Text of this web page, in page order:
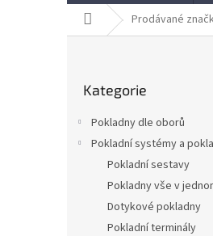
Domů Prodávané
kategorie
Kategorie
Pokladny dle oborů
Pokladní systémy a
Pokladní sestavy
Pokladny vše v
Dotykové pokladny
Pokladní terminály